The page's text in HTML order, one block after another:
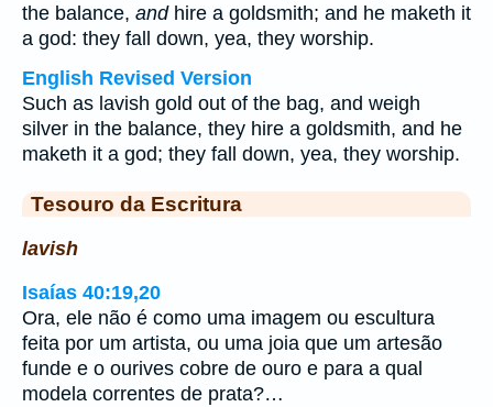
the balance, andhire a goldsmith; and he maketh it
a god: they fall down, yea, they worship.
English Revised Version
Such as lavish gold out of the bag, and weigh
silver in the balance, they hire a goldsmith, and he
maketh it a god; they fall down, yea, they worship.
Tesouro da Escritura
lavish
Isaías 40:19,20
Ora, ele não é como uma imagem ou escultura
feita por um artista, ou uma joia que um artesão
funde e o ourives cobre de ouro e para a qual
modela correntes de prata?…